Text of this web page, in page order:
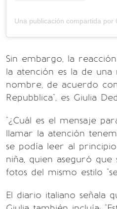
Sin embargo, la
la atención es la de una
nombre, de acuerdo
Repubblica", es Giulia
"¿Cuál es el mensaje
llamar la atención
se podía leer al
niña, quien aseguró que
fotos del mismo estilo
El diario italiano señala